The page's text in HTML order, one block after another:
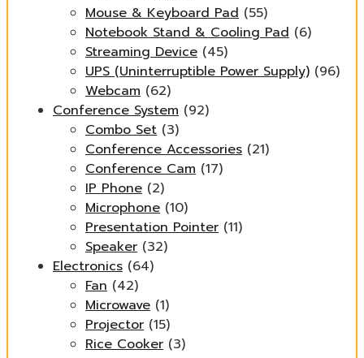
Mouse & Keyboard Pad (55)
Notebook Stand & Cooling Pad (6)
Streaming Device (45)
UPS (Uninterruptible Power Supply) (96)
Webcam (62)
Conference System (92)
Combo Set (3)
Conference Accessories (21)
Conference Cam (17)
IP Phone (2)
Microphone (10)
Presentation Pointer (11)
Speaker (32)
Electronics (64)
Fan (42)
Microwave (1)
Projector (15)
Rice Cooker (3)